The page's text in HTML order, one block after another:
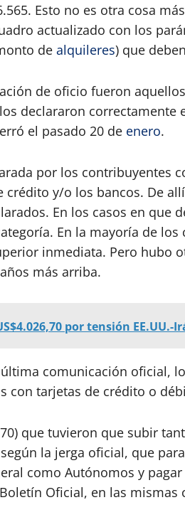
Esto no es otra cosa
actualizado con los
de alquileres) que
de oficio fueron
declararon correctamente
el pasado 20 de enero.
por los contribuyentes
crédito y/o los bancos. De
En los casos en que
En la mayoría de los
inmediata. Pero hubo
más arriba.
por tensión EE.UU.-
comunicación oficial,
con tarjetas de crédito o
que tuvieron que subir
la jerga oficial, que
como Autónomos y pagar
Oficial, en las mismas